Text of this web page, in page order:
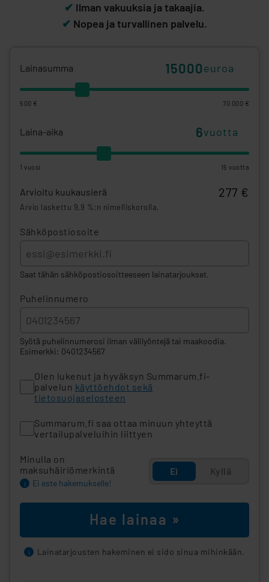
Lainasumma euroa
500 € 70 000 €
Laina-aika vuotta
1 vuosi 15 vuotta
Arvioitu kuukausierä 277 €
Arvio laskettu 9,9 %:n nimelliskorolla.
Sähköpostiosoite
Saat tähän sähköpostiosoitteeseen lainatarjoukset.
Puhelinnumero
Syötä puhelinnumerosi ilman välilyöntejä tai maakoodia.
Esimerkki: 0401234567
Olen lukenut ja hyväksyn Summarum.fi-
palvelun käyttöehdot sekä
tietosuojaselosteen
Summarum.fi saa ottaa minuun yhteyttä
vertailupalveluihin liittyen
Minulla on
maksuhäiriömerkintä
i Ei este hakemukselle!
Ei Kyllä
Hae lainaa »
i Lainatarjousten hakeminen ei sido sinua mihinkään.
✔ Ilman vakuuksia ja takaajia.
✔ Nopea ja turvallinen palvelu.